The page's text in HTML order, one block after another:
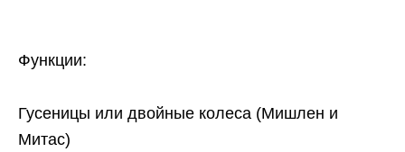
Функции:
Гусеницы или двойные колеса (Мишлен и
Митас)